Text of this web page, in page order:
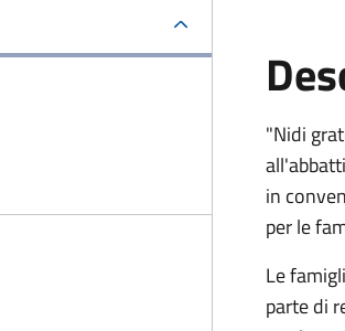
"Nidi
in
per le
Le
parte di